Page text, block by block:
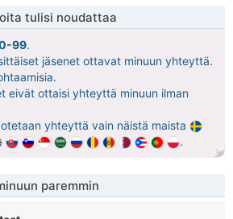
tulisi noudattaa
99.
jäsenet ottavat minuun yhteyttä.
eivät ottaisi yhteyttä minuun ilman
yhteyttä vain näistä maista
.
paremmin